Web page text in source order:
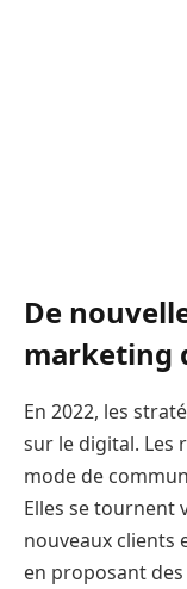
De
marketing
En 2022, les
sur le digital. Les
mode de
Elles se tournent
nouveaux clients
en proposant